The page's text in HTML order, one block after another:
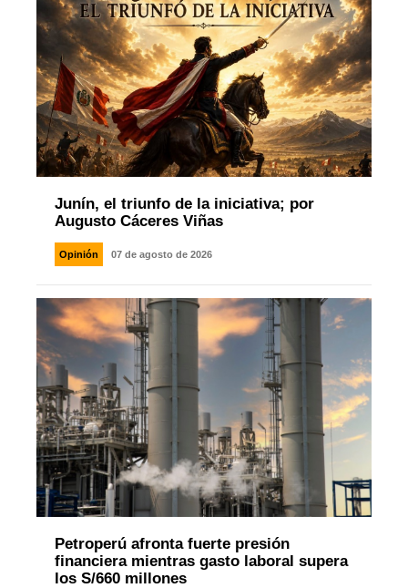
Junín, el triunfo de la iniciativa; por
Augusto Cáceres Viñas
Opinión 07 de agosto de 2026
Petroperú afronta fuerte presión
financiera mientras gasto laboral supera
los S/660 millones